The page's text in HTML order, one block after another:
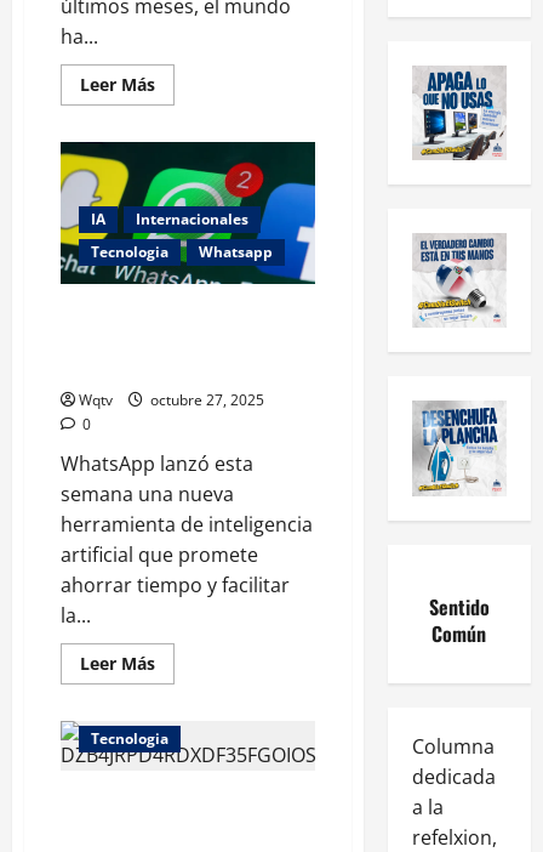
últimos meses, el mundo
ha...
Leer Más
IA
Internacionales
Tecnologia
Whatsapp
Wqtv
octubre 27, 2025
0
WhatsApp lanzó esta
semana una nueva
herramienta de inteligencia
artificial que promete
ahorrar tiempo y facilitar
la...
Leer Más
Tecnologia
Sentido
Común
Columna
dedicada
a la
refelxion,